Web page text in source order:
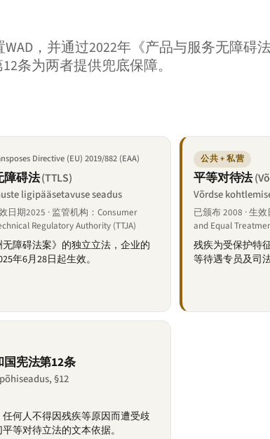
，并通过2022年《产品与服务无障碍
条为两者提供兜底保障。
Directive (EU) 2019/882 (EAA)
障碍法(TTLS)
ligipääsetavuse seadus
日期2025 · 监管机构：Consumer
Regulatory Authority (TTJA)
障碍法案》的独立立法，企业的
年6月28日起生效。
公共 + 私营
平等对待法
Võrdse
已颁布 2008 · 生
and Equal
残疾为受保护特
等待遇专员及司
宪法第12条
§12
何人不得因残疾等原因而遭受歧
等对待立法的文本依据。